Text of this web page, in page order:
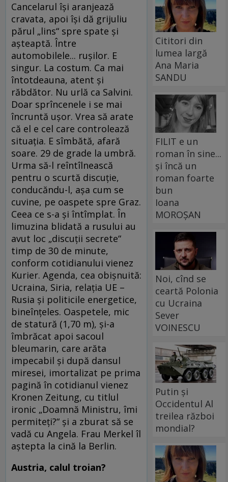
Cancelarul își aranjează
cravata, apoi își dă grijuliu
părul „lins“ spre spate și
așteaptă. Între
automobilele... rușilor. E
singur. La costum. Ca mai
întotdeauna, atent și
răbdător. Nu urlă ca Salvini.
Doar sprîncenele i se mai
încruntă ușor. Vrea să arate
că el e cel care controlează
situația. E sîmbătă, afară
soare. 29 de grade la umbră.
Urma să-l reîntîlnească
pentru o scurtă discuție,
conducăndu-l, așa cum se
cuvine, pe oaspete spre Graz.
Ceea ce s-a și întîmplat. În
limuzina blidată a rusului au
avut loc „discuții secrete“
timp de 30 de minute,
conform cotidianului vienez
Kurier. Agenda, cea obișnuită:
Ucraina, Siria, relația UE –
Rusia și politicile energetice,
bineînțeles. Oaspetele, mic
de statură (1,70 m), și-a
îmbrăcat apoi sacoul
bleumarin, care arăta
impecabil și după dansul
miresei, imortalizat pe prima
pagină în cotidianul vienez
Kronen Zeitung, cu titlul
ironic „Doamnă Ministru, îmi
permiteți?“ și a zburat să se
vadă cu Angela. Frau Merkel îl
aștepta la cină la Berlin.
Austria, calul troian?
Cititori din
lumea largă
Ana Maria
SANDU
FILIT e un
roman în sine...
și încă un
roman foarte
bun
Ioana
MOROȘAN
Noi, cînd se
ceartă Polonia
cu Ucraina
Sever
VOINESCU
Putin și
Occidentul Al
treilea război
mondial?